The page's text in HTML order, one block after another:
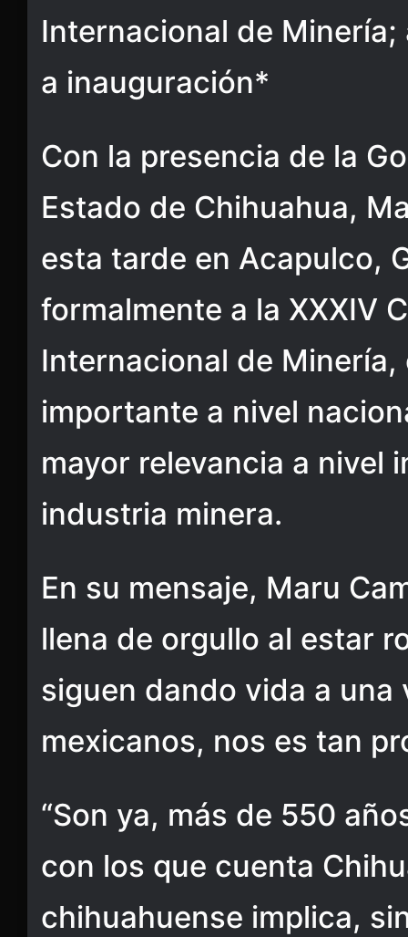
Internacional de
a inauguración*
Con la presencia de la
Estado de Chihuahua,
esta tarde en Acapulco,
formalmente a la XXXIV
Internacional de Minería,
importante a nivel
mayor relevancia a nivel
industria minera.
En su mensaje, Maru
llena de orgullo al estar
siguen dando vida a
mexicanos, nos es tan
“Son ya, más de 550
con los que cuenta
chihuahuense implica,